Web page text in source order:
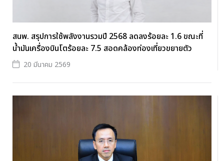
สนพ. สรุปการใช้พลังงานรวมปี 2568 ลดลงร้อยละ 1.6 ขณะที่
น้ำมันเครื่องบินโตร้อยละ 7.5 สอดคล้องท่องเที่ยวขยายตัว
20 มีนาคม 2569